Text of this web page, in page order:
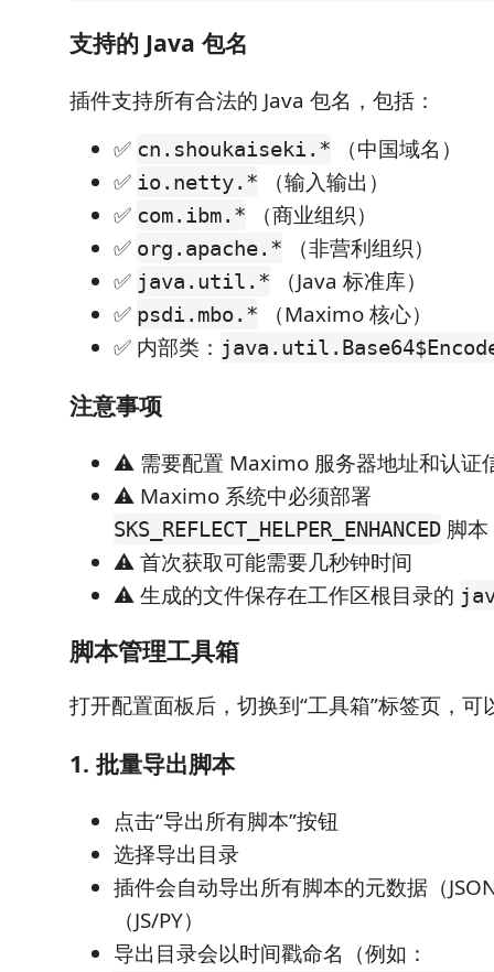
支持的 Java 包名
插件支持所有合法的 Java 包名，包括：
✅ cn.shoukaiseki.*
（中国域名）
✅ io.netty.*
（输入输出）
✅ com.ibm.*
（商业组织）
✅ org.apache.*
（非营利组织）
✅ java.util.*
（Java 标准库）
✅ psdi.mbo.*
（Maximo 核心）
✅ 内部类：
注意事项
⚠️ 需要配置 Maximo 服务器地址和认证
⚠️ Maximo 系统中必须部署
SKS_REFLECT_HELPER_ENHANCED 脚本
⚠️ 首次获取可能需要几秒钟时间
⚠️ 生成的文件保存在工作区根目录的
脚本管理工具箱
打开配置面板后，切换到“工具箱”标签页，可
1. 批量导出脚本
点击“导出所有脚本”按钮
选择导出目录
插件会自动导出所有脚本的元数据（
（JS/PY）
导出目录会以时间戳命名（例如：